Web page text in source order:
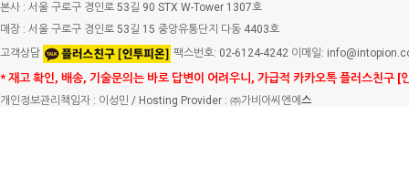
본사 : 서울 구로구 경인로 53길 90 STX W-Tower 1307호
매장 : 서울 구로구 경인로 53길 15 중앙유통단지 다동 4403호
고객상담
팩스번호: 02-6124-4242 이메일:
* 재고 확인, 배송, 기술문의는 바로 답변이 어려우니, 가급적 카카오톡 플러스친구 [
개인정보관리책임자 : 이성민 / Hosting Provider : ㈜가비아씨엔에 스